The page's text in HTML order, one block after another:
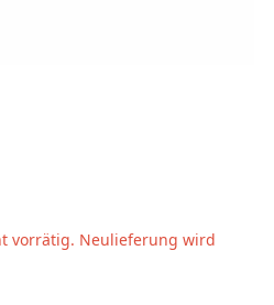
vorrätig. Neulieferung wird